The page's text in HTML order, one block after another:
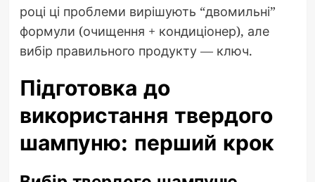
році ці проблеми вирішують “двомильні”
формули (очищення + кондиціонер), але
вибір правильного продукту — ключ.
Підготовка до
використання твердого
шампуню: перший крок